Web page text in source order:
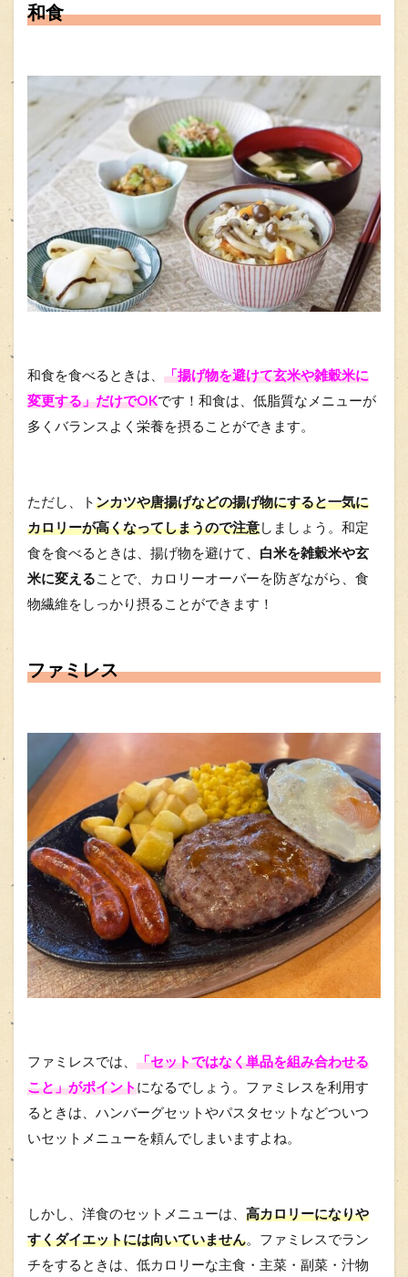
和食
和食を食べるときは、 「揚げ物を避けて玄米や雑穀米に
変更する」だけでOKです！和食は、低脂質なメニューが
多くバランスよく栄養を摂ることができます。
ただし、トンカツや唐揚げなどの揚げ物にすると一気に
カロリーが高くなってしまうので注意しましょう。和定
食を食べるときは、揚げ物を避けて、 白米を雑穀米や玄
米に変えることで、カロリーオーバーを防ぎながら、食
物繊維をしっかり摂ることができます！
ファミレス
ファミレスでは、 「セットではなく単品を組み合わせる
こと」がポイントになるでしょう。ファミレスを利用す
るときは、ハンバーグセットやパスタセットなどついつ
いセットメニューを頼んでしまいますよね。
しかし、洋食のセットメニューは、 高カロリーになりや
すくダイエットには向いていません。ファミレスでラン
チをするときは、低カロリーな主食・主菜・副菜・汁物